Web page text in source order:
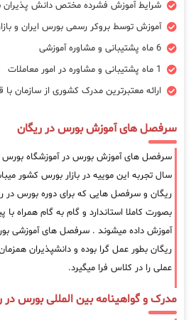
شرایط آموزش فشرده مختص دانش پذیران
آموزش توسط بروکر رسمی بورس ایران و
6 ماه پشتیبانی و مشاوره آموزشی
1 ماه پشتیبانی و مشاوره در امور معاملات
ارائه معتبرترین مدرک کشوری از سازمان با
سرفصل های آموزش بورس در ریگان
سال تجربه این موییه در بازار بورس کشور
ریگان و سرفصل هایی که برای دوره بورس در
بصورت کاملا استاندارد و گام به گام همراه
آموزش داده میشوند . سرفصل های آموزشی
ریگان بطور عمل گرا بوده و دانشپذیران
عملی را در کلاس فرا میگیرد.
مدرک و گواهینامه بین المللی بورس در